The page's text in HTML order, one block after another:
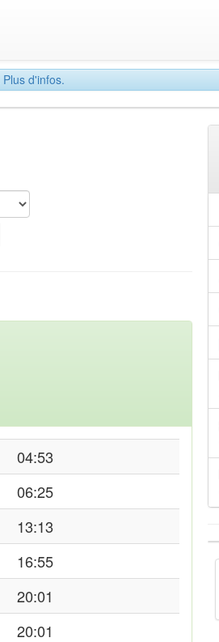
Plus d'infos.
04:53
06:25
13:13
16:55
20:01
20:01